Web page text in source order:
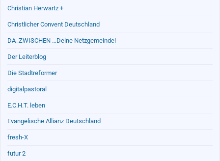
Christian Herwartz +
Christlicher Convent Deutschland
DA_ZWISCHEN …Deine Netzgemeinde!
Der Leiterblog
Die Stadtreformer
digitalpastoral
E.C.H.T. leben
Evangelische Allianz Deutschland
fresh-X
futur 2